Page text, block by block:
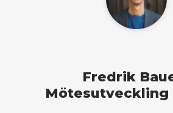
Fredrik
Mötesutveckling